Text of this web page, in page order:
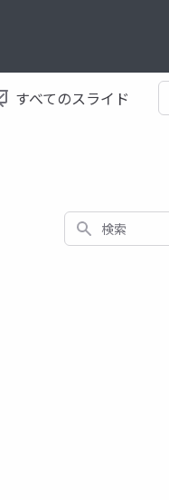
すべてのスライド
検索